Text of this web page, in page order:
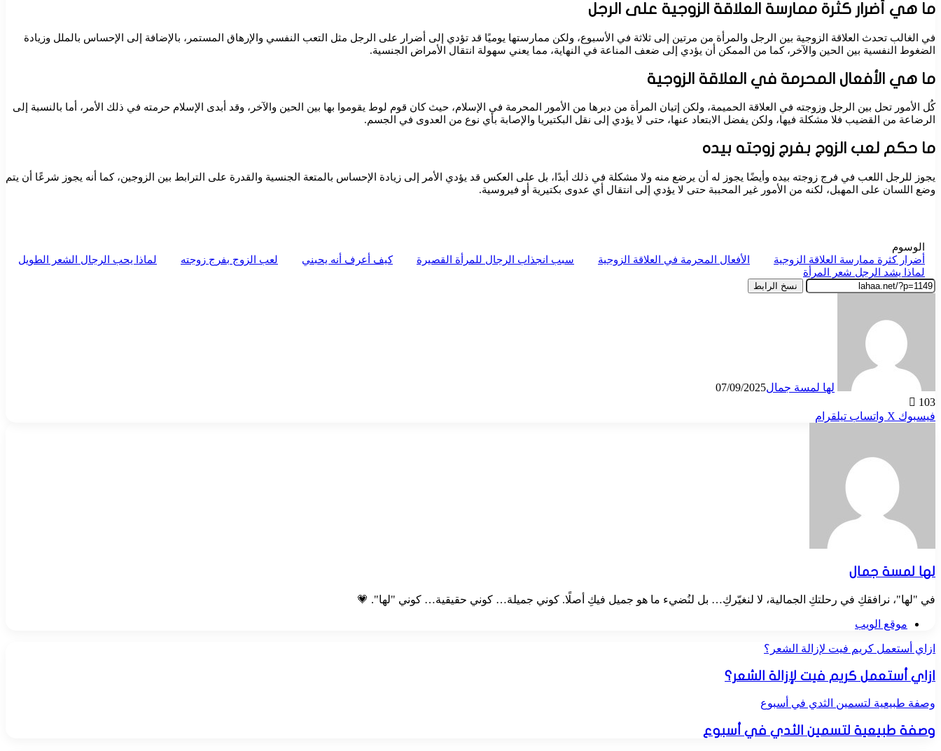
ما هي أضرار كثرة ممارسة العلاقة الزوجية على الرجل
في الغالب تحدث العلاقة الزوجية بين الرجل والمرأة من مرتين إلى ثلاثة في الأسبوع، ولكن ممارستها يوميًا قد تؤدي إلى أضرار على الرجل مثل التعب النفسي والإرهاق المستمر، بالإضافة إلى الإحساس بالملل وزيادة
الضغوط النفسية بين الحين والآخر، كما من الممكن أن يؤدي إلى ضعف المناعة في النهاية، مما يعني سهولة انتقال الأمراض الجنسية.
ما هي الأفعال المحرمة في العلاقة الزوجية
كُل الأمور تحل بين الرجل وزوجته في العلاقة الحميمة، ولكن إتيان المرأة من دبرها من الأمور المحرمة في الإسلام، حيث كان قوم لوط يقوموا بها بين الحين والآخر، وقد أبدى الإسلام حرمته في ذلك الأمر، أما بالنسبة إلى
الرضاعة من القضيب فلا مشكلة فيها، ولكن يفضل الابتعاد عنها، حتى لا يؤدي إلى نقل البكتيريا والإصابة بأي نوع من العدوى في الجسم.
ما حكم لعب الزوج بفرج زوجته بيده
يجوز للرجل اللعب في فرج زوجته بيده وأيضًا يجوز له أن يرضع منه ولا مشكلة في ذلك أبدًا، بل على العكس قد يؤدي الأمر إلى زيادة الإحساس بالمتعة الجنسية والقدرة على الترابط بين الزوجين، كما أنه يجوز شرعًا أن يتم
وضع اللسان على المهبل، لكنه من الأمور غير المحببة حتى لا يؤدي إلى انتقال أي عدوى بكتيرية أو فيروسية.
الوسوم
أضرار كثرة ممارسة العلاقة الزوجية
الأفعال المحرمة في العلاقة الزوجية سبب انجذاب الرجال للمرأة القصيرة كيف أعرف أنه يحبني لعب الزوج بفرج زوجته
لماذا يحب الرجال الشعر الطويل
لماذا يشد الرجل شعر المرأة
نسخ الرابط
لها لمسة جمال07/09/2025
103
فيسبوك ‫X واتساب تيلقرام
لها لمسة جمال
في "لها"، نرافقكِ في رحلتكِ الجمالية، لا لنغيّركِ… بل لنُضيء ما هو جميل فيكِ أصلًا. كوني جميلة… كوني حقيقية… كوني "لها". 💗
موقع الويب
ازاي أستعمل كريم فيت لإزالة الشعر؟
ازاي أستعمل كريم فيت لإزالة الشعر؟
وصفة طبيعية لتسمين الثدي في أسبوع
وصفة طبيعية لتسمين الثدي في أسبوع